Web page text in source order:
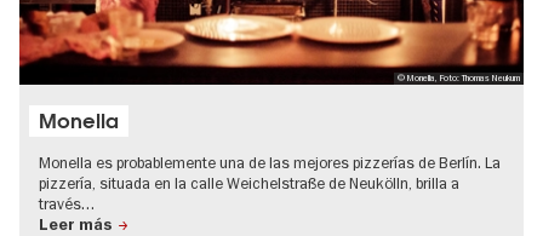
© Monella, Foto: Thomas Neukum
Monella
Monella es probablemente una de las mejores pizzerías de Berlín. La
pizzería, situada en la calle Weichelstraße de Neukölln, brilla a
través…
Leer más